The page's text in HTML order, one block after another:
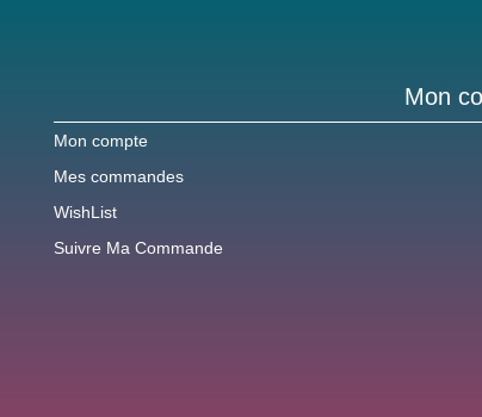
Mon
Mon compte
Mes commandes
WishList
Suivre Ma Commande